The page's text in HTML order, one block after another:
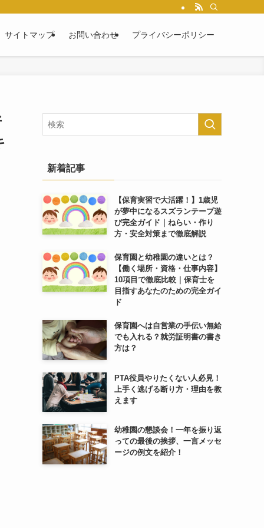
サイトマップ お問い合わせ プライバシーポリシー
新着記事
【保育実習で大活躍！】1歳児
が夢中になるスズランテープ遊
び完全ガイド｜ねらい・作り
方・安全対策まで徹底解説
保育園と幼稚園の違いとは？
【働く場所・資格・仕事内容】
10項目で徹底比較｜保育士を
目指すあなたのための完全ガイ
ド
保育園へは自営業の手伝い無給
でも入れる？就労証明書の書き
方は？
PTA役員やりたくない人必見！
上手く逃げる断り方・理由を教
えます
幼稚園の懇談会！一年を振り返
っての最後の挨拶、一言メッセ
ージの例文を紹介！